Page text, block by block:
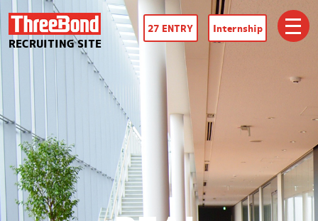
RECRUITING SITE
27 ENTRY Internship